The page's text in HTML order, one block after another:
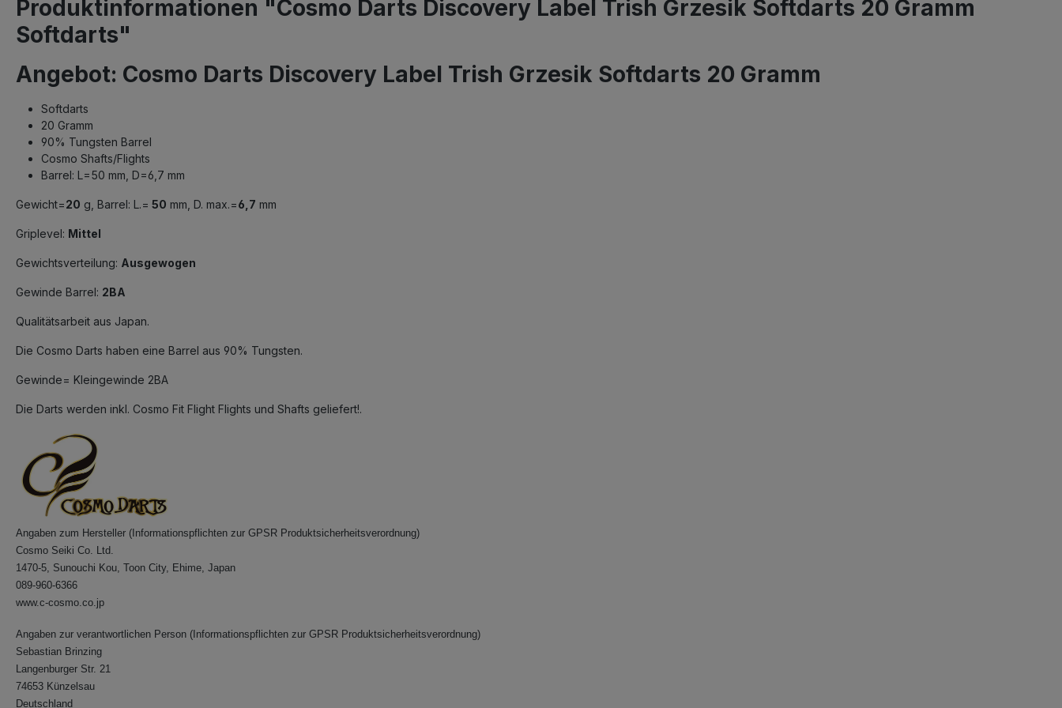
Produktinformationen "Cosmo Darts Discovery Label Trish Grzesik Softdarts 20 Gramm
Softdarts"
Angebot: Cosmo Darts Discovery Label Trish Grzesik Softdarts 20 Gramm
Softdarts
20 Gramm
90% Tungsten Barrel
Cosmo Shafts/Flights
Barrel: L=50 mm, D=6,7 mm
Gewicht=20 g, Barrel: L.= 50 mm, D. max.=6,7 mm
Griplevel: Mittel
Gewichtsverteilung: Ausgewogen
Gewinde Barrel: 2BA
Qualitätsarbeit aus Japan.
Die Cosmo Darts haben eine Barrel aus 90% Tungsten.
Gewinde= Kleingewinde 2BA
Die Darts werden inkl. Cosmo Fit Flight Flights und Shafts geliefert!.
Angaben zum Hersteller (Informationspflichten zur GPSR Produktsicherheitsverordnung)
Cosmo Seiki Co. Ltd.
1470-5, Sunouchi Kou, Toon City, Ehime, Japan
089-960-6366
www.c-cosmo.co.jp
Angaben zur verantwortlichen Person (Informationspflichten zur GPSR Produktsicherheitsverordnung)
Sebastian Brinzing
Langenburger Str. 21
74653 Künzelsau
Deutschland